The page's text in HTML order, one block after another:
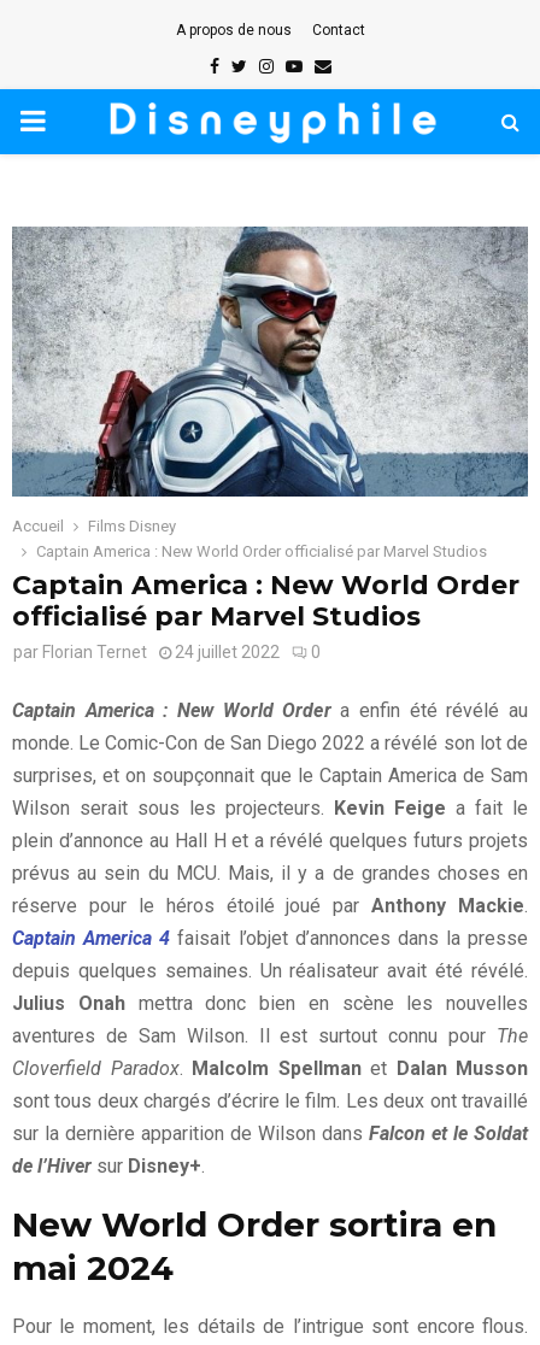
A propos de nous Contact
Facebook
TwitterInstagram
Youtube
Email
PRIMARY
Accueil
Films Disney
Captain America : New World Order officialisé par Marvel Studios
Captain America : New World Order
officialisé par Marvel Studios
par Florian Ternet 24 juillet 2022 0
Captain America : New World Ordera enfin été révélé au
monde. Le Comic-Con de San Diego 2022 a révélé son lot de
surprises, et on soupçonnait que le Captain America de Sam
Wilson serait sous les projecteurs. Kevin Feige a fait le
plein d’annonce au Hall H et a révélé quelques futurs projets
prévus au sein du MCU. Mais, il y a de grandes choses en
réserve pour le héros étoilé joué parAnthony Mackie.
Captain America 4 faisait l’objet d’annonces dans la presse
depuis quelques semaines. Un réalisateur avait été révélé.
Julius Onahmettra donc bien en scène les nouvelles
aventures de Sam Wilson. Il est surtout connu pour The
Cloverfield Paradox. Malcolm Spellmanet Dalan Musson
sont tous deux chargés d’écrire le film. Les deux ont travaillé
sur la dernière apparition de Wilson dans Falcon et le Soldat
de l’Hiver sur Disney+.
New World Order sortira en
mai 2024
Pour le moment, les détails de l’intrigue sont encore flous.